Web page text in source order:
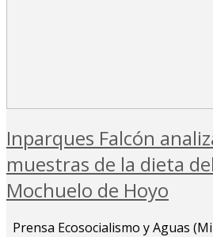
Inparques Falcón
muestras de la dieta del
Mochuelo de Hoyo
Prensa Ecosocialismo y Aguas